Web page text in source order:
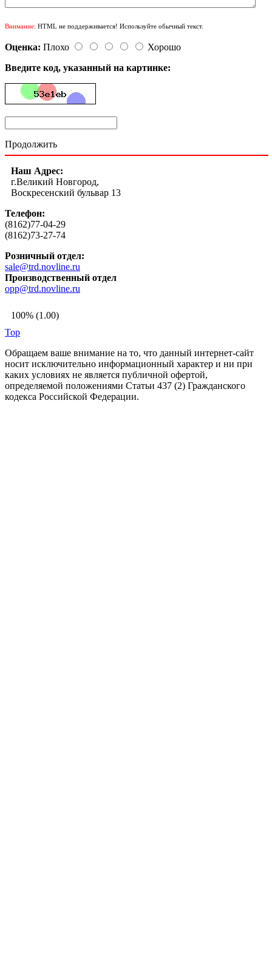
Внимание: HTML не поддерживается! Используйте обычный текст.
Оценка: Плохо
Хорошо
Введите код, указанный на картинке:
Продолжить
Наш Адрес:
г.Великий Новгород,
Воскресенский бульвар 13
Телефон:
(8162)77-04-29
(8162)73-27-74
Розничный отдел:
sale@trd.novline.ru
Производственный отдел
opp@trd.novline.ru
100% (1.00)
Top
Обращаем ваше внимание на то, что данный интернет-сайт
носит исключительно информационный характер и ни при
каких условиях не является публичной офертой,
определяемой положениями Статьи 437 (2) Гражданского
кодекса Российской Федерации.